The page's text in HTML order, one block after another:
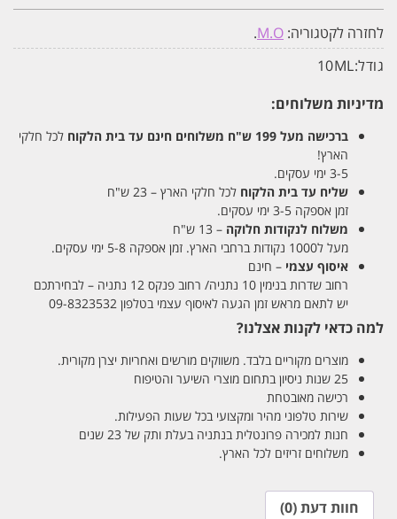
רחצה
30ML
מבית
MOROCCANOIL
לחזרה לקטגוריה: M.O
.
גודל:10ML
מדיניות משלוחים:
ברכישה מעל 199 ש"ח משלוחים חינם עד בית הלקוח לכל חלקי
הארץ!
3-5 ימי עסקים.
שליח עד בית הלקוח לכל חלקי הארץ – 23 ש"ח
זמן אספקה 3-5 ימי עסקים.
משלוח לנקודות חלוקה – 13 ש"ח
מעל ל1000 נקודות ברחבי הארץ. זמן אספקה 5-8 ימי עסקים.
איסוף עצמי – חינם
רחוב שדרות בנימין 10 נתניה/ רחוב פנקס 12 נתניה – לבחירתכם
יש לתאם מראש זמן הגעה לאיסוף עצמי בטלפון 09-8323532
למה כדאי לקנות אצלנו?
מוצרים מקוריים בלבד. משווקים מורשים ואחריות יצרן מקורית.
25 שנות ניסיון בתחום מוצרי השיער והטיפוח
רכישה מאובטחת
שירות טלפוני מהיר ומקצועי בכל שעות הפעילות.
חנות למכירה פרונטלית בנתניה בעלת ותק של 23 שנים
משלוחים זריזים לכל הארץ.
חוות דעת (0)